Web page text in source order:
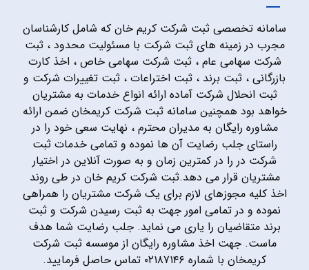
سامانه تخصصی ثبت شرکت کریم خان که شامل کارشناسان
مجرب در زمینه های ثبت شرکت با مسئولیت محدود ، ثبت
شرکت سهامی عام ، ثبت شرکت سهامی خاص ، اخذ کارت
بازرگانی ، ثبت برند ، ثبت اختراعات ، ثبت تغییرات شرکت و
ثبت انحلال شرکت آماده ارائه انواع خدمات به مشتریان
خواهد بود همچنین سامانه ثبت شرکت کریمخان ضمن ارائه
مشاوره رایگان به مدیران محترم ، نهایت سعی خود را در
راستای جلب رضایت آن ها نموده و تمامی خدمات ثبت
شرکت در را در کمترین زمان و به صورت آنلاین در اختیار
مشتریان قرار می دهد.ثبت شرکت کریم خان در طی روند
اخذ کلیه مجوزهای لازم برای یک شرکت مشتریان را همراهی
نموده و در تمامی امور جهت به ثبت رسیدن شرکت و ثبت
برند متقاضیان را یاری می نماید. جلب رضایت شما هدف
ماست. جهت اخذ مشاوره رایگان از موسسه ثبت شرکت
کریمخان با شماره ۰۲۱۸۷۱۴۶ تماس حاصل فرمایید.